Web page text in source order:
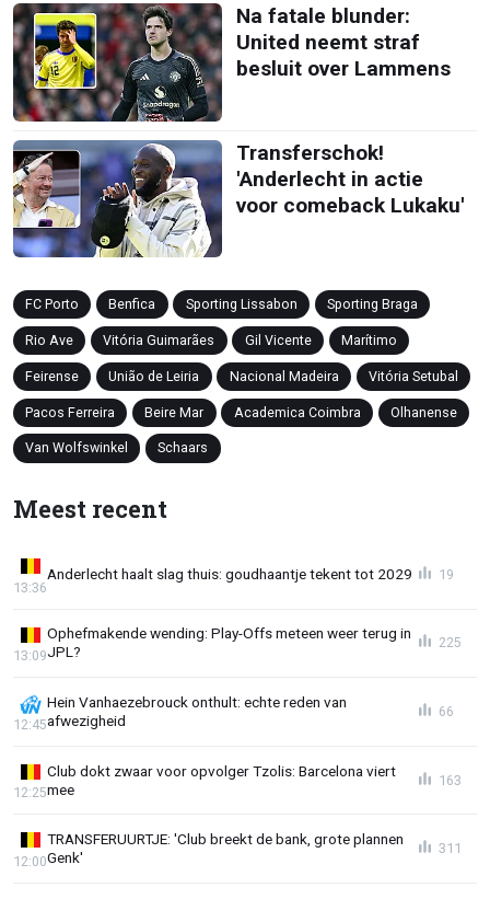
Na fatale blunder:
United neemt straf
besluit over Lammens
Transferschok!
'Anderlecht in actie
voor comeback Lukaku'
FC Porto Benfica Sporting Lissabon Sporting Braga
Rio Ave Vitória Guimarães Gil Vicente Marítimo
Feirense União de Leiria Nacional Madeira Vitória Setubal
Pacos Ferreira Beire Mar Academica Coimbra Olhanense
Van Wolfswinkel Schaars
Meest recent
Anderlecht haalt slag thuis: goudhaantje tekent tot 2029
13:36
19
Ophefmakende wending: Play-Offs meteen weer terug in
JPL?
13:09
225
Hein Vanhaezebrouck onthult: echte reden van
afwezigheid
12:45
66
Club dokt zwaar voor opvolger Tzolis: Barcelona viert
mee
12:25
163
TRANSFERUURTJE: 'Club breekt de bank, grote plannen
Genk'
12:00
311